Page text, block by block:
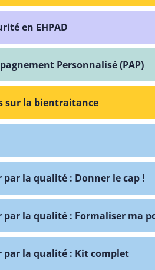
en EHPAD
Personnalisé (PAP)
sur la bientraitance
par la qualité : Donner le cap !
par la qualité : Formaliser ma
par la qualité : Kit complet